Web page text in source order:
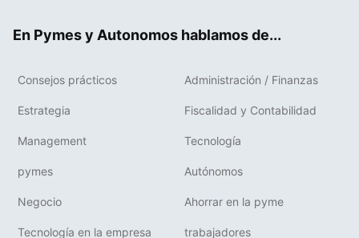
En Pymes y Autonomos hablamos de...
Consejos prácticos Administración / Finanzas
Estrategia Fiscalidad y Contabilidad
Management Tecnología
pymes Autónomos
Negocio Ahorrar en la pyme
Tecnología en la empresa trabajadores